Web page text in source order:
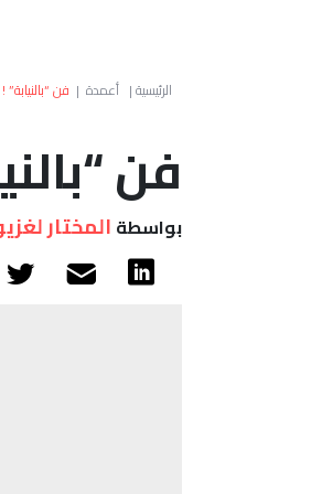
الرئيسية| أعمدة | فن “بالنيابة” !
فن
بواسطة المختار